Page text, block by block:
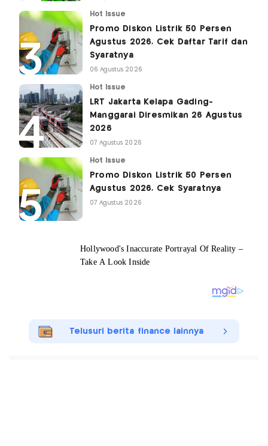
Hot Issue
Promo Diskon Listrik 50 Persen
Agustus 2026, Cek Daftar Tarif dan
Syaratnya
06 Agustus 2026
Hot Issue
LRT Jakarta Kelapa Gading-
Manggarai Diresmikan 26 Agustus
2026
07 Agustus 2026
Hot Issue
Promo Diskon Listrik 50 Persen
Agustus 2026, Cek Syaratnya
07 Agustus 2026
Telusuri berita finance lainnya